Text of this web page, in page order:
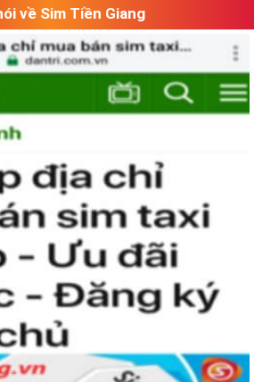
Đẹp VIettel Tại Sim Tiền Giang
nay các đầu số được chia thành 2
vàđầu số mới
, về ý nghĩa các đầu số
về Sim Tiền Giang